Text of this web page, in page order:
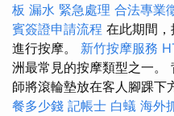
板 漏水 緊急處理 合法專業
賓簽證申請流程 在此期間
進行按摩。 新竹按摩服務
洲最常見的按摩類型之一。
師將滾輪墊放在客人腳踝下
餐多少錢 記帳士 白蟻 海外